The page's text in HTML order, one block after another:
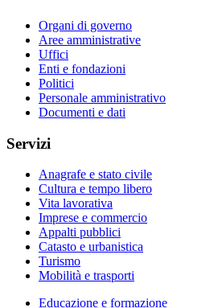
Organi di governo
Aree amministrative
Uffici
Enti e fondazioni
Politici
Personale amministrativo
Documenti e dati
Servizi
Anagrafe e stato civile
Cultura e tempo libero
Vita lavorativa
Imprese e commercio
Appalti pubblici
Catasto e urbanistica
Turismo
Mobilità e trasporti
Educazione e formazione